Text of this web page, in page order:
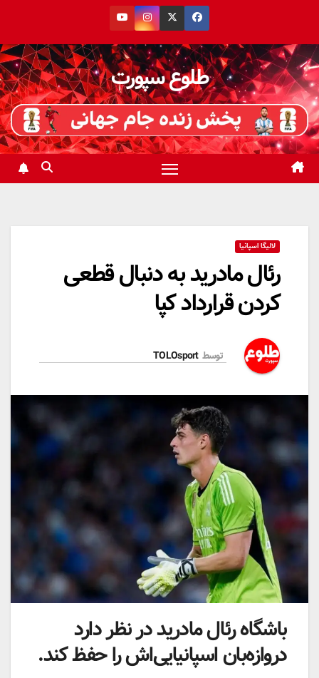
محتوا
طلوع سپورت
لالیگا اسپانیا
رئال مادرید به دنبال قطعی
کردن قرارداد کپا
توسط TOLOsport
باشگاه رئال مادرید در نظر دارد
دروازه‌بان اسپانیایی‌اش را حفظ کند.